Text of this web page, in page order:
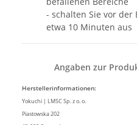
- schalten Sie vor
etwa 10 Minuten aus
Angaben zur
Herstellerinformationen:
Yokuchi | LMSC Sp. z o. o.
Piastowska 202